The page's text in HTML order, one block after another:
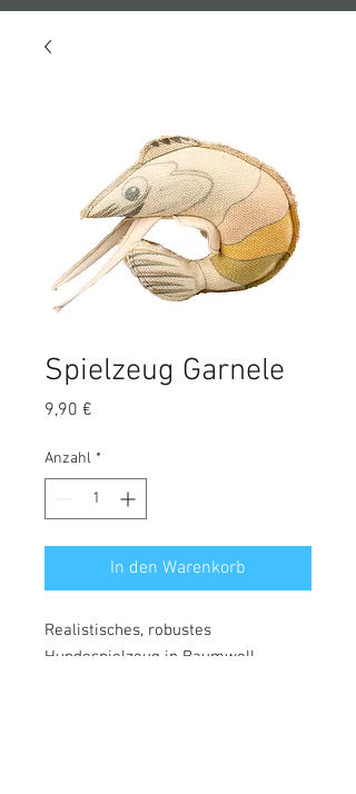
Spielzeug Garnele
9,90 €
Anzahl *
In den Warenkorb
Realistisches, robustes
Hundespielzeug in Baumwoll